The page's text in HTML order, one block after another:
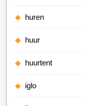
huren
huur
huurtent
iglo